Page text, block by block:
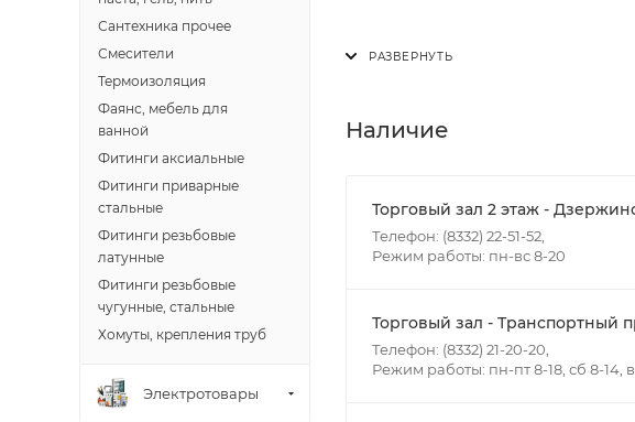
Итоговая стоимость доставки
- количества торговых точек для
Границы доставки в черте
• Ленина - 65 лет победы
• Московская - Ульяновская
• Производственная -
Наличие
Торговый зал 2 этаж -
Телефон: (8332) 22-51-52,
Режим работы: пн-вс 8-20
Торговый зал - Транспортный
Телефон: (8332) 21-20-20,
Режим работы: пн-пт 8-18, сб 8-14,
Сантехника прочее
Смесители
Термоизоляция
Фаянс, мебель для
ванной
Фитинги аксиальные
Фитинги приварные
стальные
Фитинги резьбовые
латунные
Фитинги резьбовые
чугунные, стальные
Хомуты, крепления труб
Электротовары